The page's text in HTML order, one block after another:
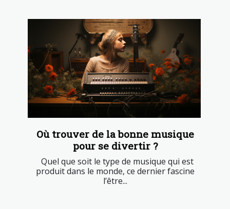
Où trouver de la bonne musique
pour se divertir ?
Quel que soit le type de musique qui est
produit dans le monde, ce dernier fascine
l’être...